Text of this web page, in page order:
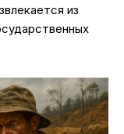
из